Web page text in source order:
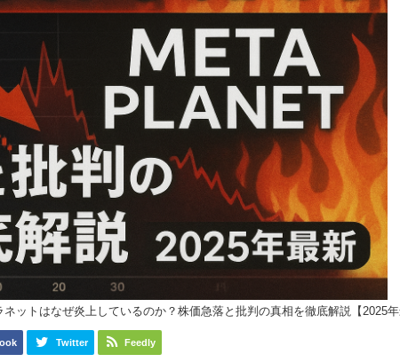
ネットはなぜ炎上しているのか？株価急落と批判の真相を徹底解説【2025
Twitter Feedly